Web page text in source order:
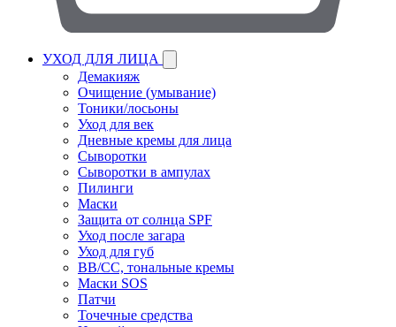
УХОД ДЛЯ ЛИЦА
Демакияж
Очищение (умывание)
Тоники/лосьоны
Уход для век
Дневные кремы для лица
Сыворотки
Сыворотки в ампулах
Пилинги
Маски
Защита от солнца SPF
Уход после загара
Уход для губ
BB/CC, тональные кремы
Маски SOS
Патчи
Точечные средства